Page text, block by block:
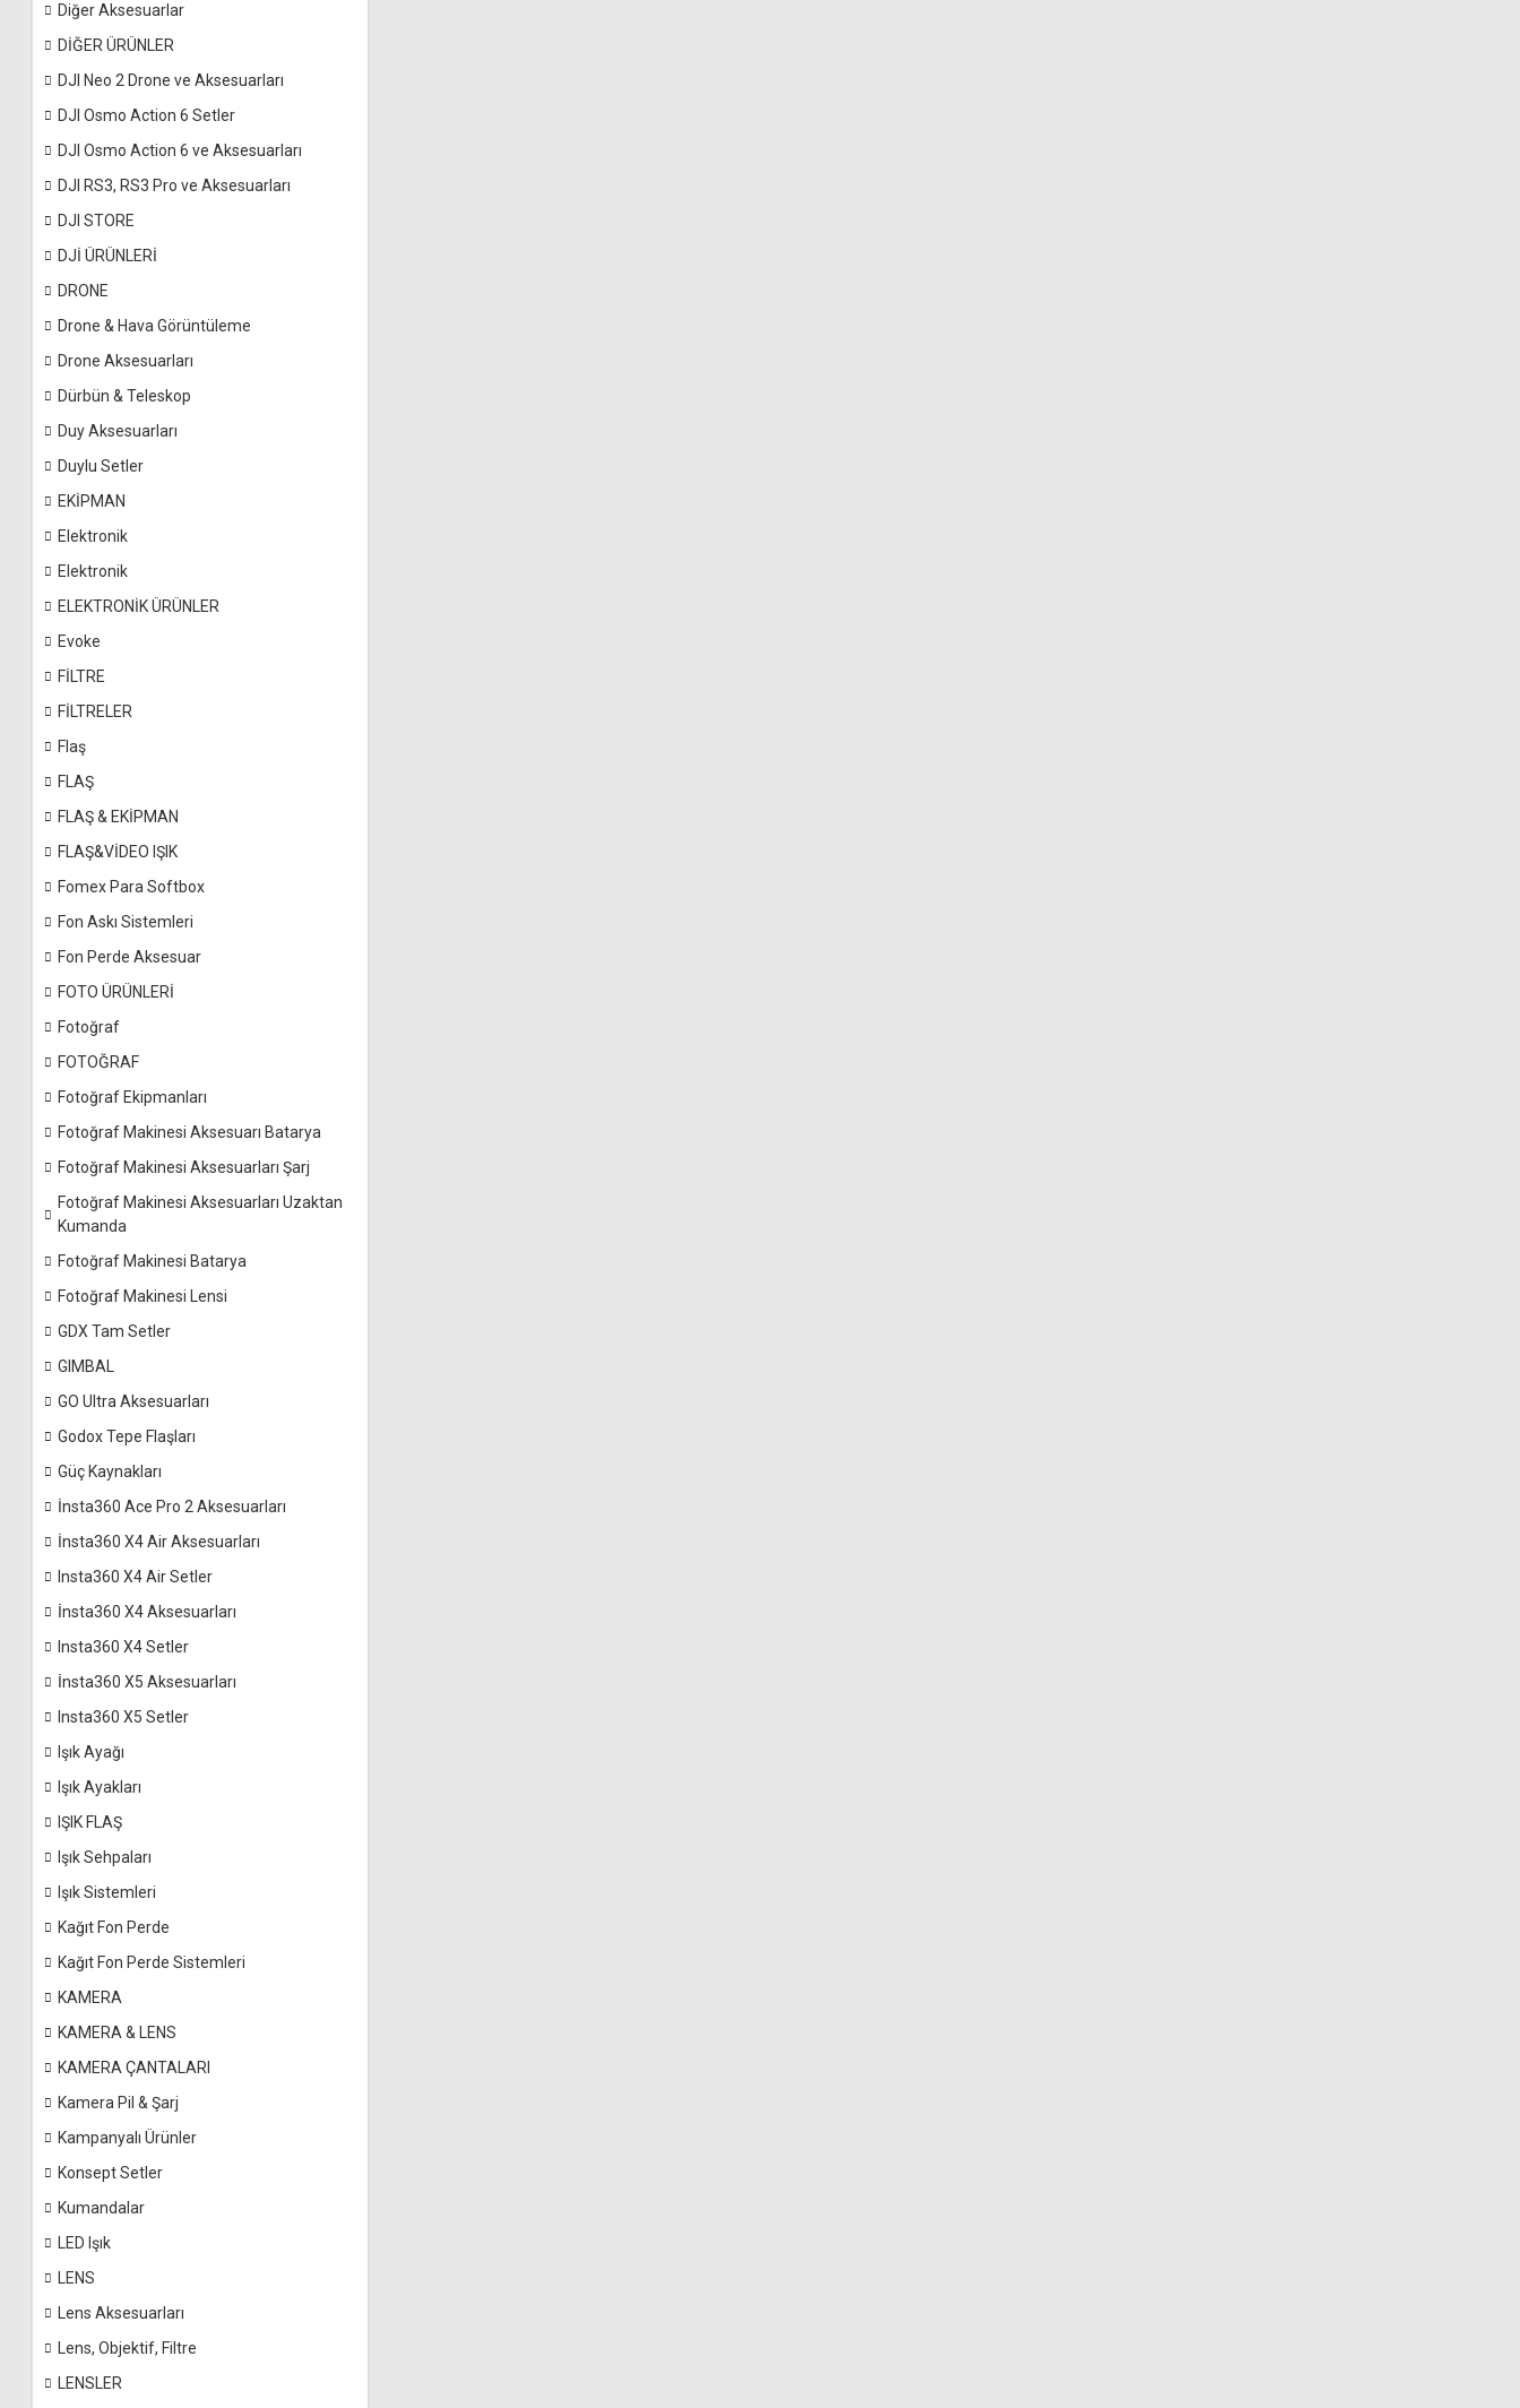
Diğer Aksesuarlar
DİĞER ÜRÜNLER
DJI Neo 2 Drone ve Aksesuarları
DJI Osmo Action 6 Setler
DJI Osmo Action 6 ve Aksesuarları
DJI RS3, RS3 Pro ve Aksesuarları
DJI STORE
DJİ ÜRÜNLERİ
DRONE
Drone & Hava Görüntüleme
Drone Aksesuarları
Dürbün & Teleskop
Duy Aksesuarları
Duylu Setler
EKİPMAN
Elektronik
Elektronik
ELEKTRONİK ÜRÜNLER
Evoke
FİLTRE
FİLTRELER
Flaş
FLAŞ
FLAŞ & EKİPMAN
FLAŞ&VİDEO IŞIK
Fomex Para Softbox
Fon Askı Sistemleri
Fon Perde Aksesuar
FOTO ÜRÜNLERİ
Fotoğraf
FOTOĞRAF
Fotoğraf Ekipmanları
Fotoğraf Makinesi Aksesuarı Batarya
Fotoğraf Makinesi Aksesuarları Şarj
Fotoğraf Makinesi Aksesuarları Uzaktan
Kumanda
Fotoğraf Makinesi Batarya
Fotoğraf Makinesi Lensi
GDX Tam Setler
GIMBAL
GO Ultra Aksesuarları
Godox Tepe Flaşları
Güç Kaynakları
İnsta360 Ace Pro 2 Aksesuarları
İnsta360 X4 Air Aksesuarları
Insta360 X4 Air Setler
İnsta360 X4 Aksesuarları
Insta360 X4 Setler
İnsta360 X5 Aksesuarları
Insta360 X5 Setler
Işık Ayağı
Işık Ayakları
IŞIK FLAŞ
Işık Sehpaları
Işık Sistemleri
Kağıt Fon Perde
Kağıt Fon Perde Sistemleri
KAMERA
KAMERA & LENS
KAMERA ÇANTALARI
Kamera Pil & Şarj
Kampanyalı Ürünler
Konsept Setler
Kumandalar
LED Işık
LENS
Lens Aksesuarları
Lens, Objektif, Filtre
LENSLER